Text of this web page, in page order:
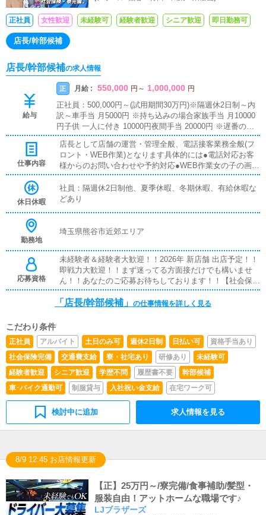
正社員 女性歓迎 未経験可 経験者歓迎 シニア歓迎 即日勤務可
店長/幹部候補
店長/幹部候補の求人情報
給与
正 月給 : 550,000 円 ～ 1,000,000 円
正社員：500,000円～(試用期間30万円)※隔週休2日制～内
訳～車手当 月5000円 ※持ち込みの場合家族手当 月10000
円子供 一人に付き 10000円夜間手当 20000円 ※遅番の場
合ガソリン代 全額支給 ※車持ち込みの場合大入り 30000
円～100000円歩合 50000円～200000円※やる気と能力次第
では随時昇給させる独自システムがございます。
仕事内容
店長として店舗の運営・管理全般、電話接客業務全般(フ
ロント・WEB作業)となります具体的には●電話対応お客
様からのお問い合わせや予約対応●WEB作業女の子の画像
やプロフィール、シフト登録、HPの更新作業●LINE、メ
ール対応女の子などの返信業務●マネジメント女の子の勤
怠管理やスケジュール確認●送迎業務ホテルやご自宅に女
タッフ一人一人に教育・指導を行う先輩スタッフがマンツ
て欲しいところを尋ねやすい環境があります。
休日休暇
社員：隔週休2日制他、夏季休暇、冬期休暇、有給休暇な
どあり
勤務地
埼玉県熊谷市近郊エリア
応募資格
未経験者＆経験者大歓迎！！2026年 新店舗 出店予定！！
即戦力大歓迎！！まず迷ってる方面接だけでも構いませ
ん！！あなたのご応募お待ちしております！！【社会保険
完備】雇用保険、健康保険、厚生年金※18歳以上※要普通
自動車免許
「店長/幹部候補」 の仕事情報を詳しく見る
こだわり条件
正社員 アルバイト 土日のみ可 週休2日制 日払い可
資格手当あり
社会保険完備
交通費支給 寮・社宅あり 研修あり
未経験可
経験者歓迎
シニア歓迎 学歴不問 履歴書不要
幹部候補
車･バイク通勤可
制服貸与 入社祝い金支給 在宅ワーク可
検討中に追加 求人情報を見る
8/9 12:45 お店情報更新
【正】25万円～/寮完備/食事補助/髪型・
服装自由！アットホームな職場です♪
LJブラザーズ